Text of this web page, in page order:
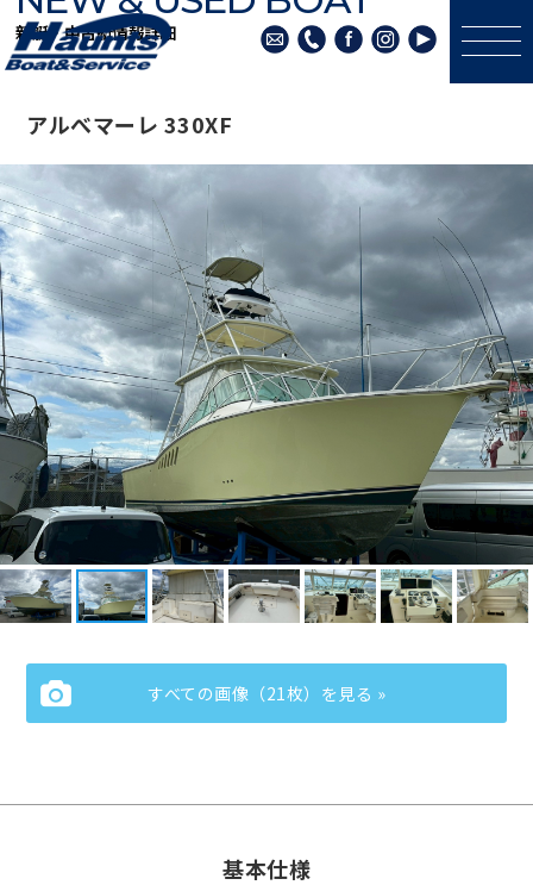
新艇・中古艇情報詳細
アルべマーレ 330XF
すべての画像（21枚）を見る »
基本仕様